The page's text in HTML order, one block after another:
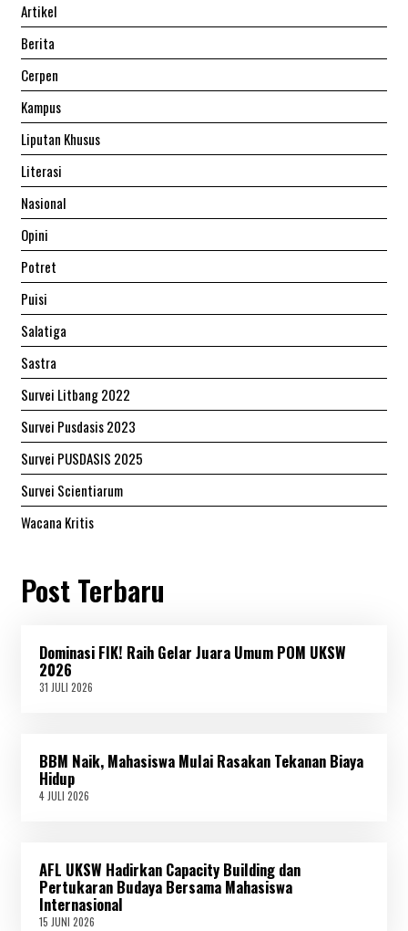
Artikel
Berita
Cerpen
Kampus
Liputan Khusus
Literasi
Nasional
Opini
Potret
Puisi
Salatiga
Sastra
Survei Litbang 2022
Survei Pusdasis 2023
Survei PUSDASIS 2025
Survei Scientiarum
Wacana Kritis
Post Terbaru
Dominasi FIK! Raih Gelar Juara Umum POM UKSW
2026
31 JULI 2026
I
BBM Naik, Mahasiswa Mulai Rasakan Tekanan Biaya
Hidup
4 JULI 2026
2
0
2
6
AFL UKSW Hadirkan Capacity Building dan
Pertukaran Budaya Bersama Mahasiswa
Internasional
15 JUNI 2026